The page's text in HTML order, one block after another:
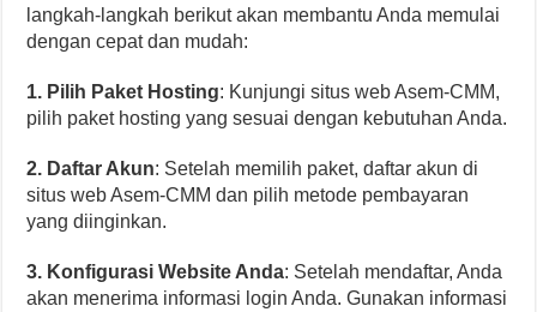
langkah-langkah berikut akan membantu Anda memulai
dengan cepat dan mudah:
1. Pilih Paket Hosting: Kunjungi situs web Asem-CMM,
pilih paket hosting yang sesuai dengan kebutuhan Anda.
2. Daftar Akun: Setelah memilih paket, daftar akun di
situs web Asem-CMM dan pilih metode pembayaran
yang diinginkan.
3. Konfigurasi Website Anda: Setelah mendaftar, Anda
akan menerima informasi login Anda. Gunakan informasi